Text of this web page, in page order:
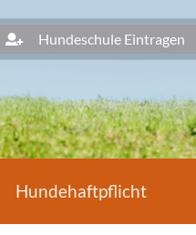
Hundeschule Eintragen
Hundehaftpflicht